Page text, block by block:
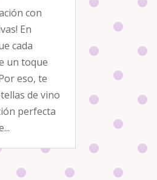
con
En
cada
un toque
eso, te
de vino
perfecta